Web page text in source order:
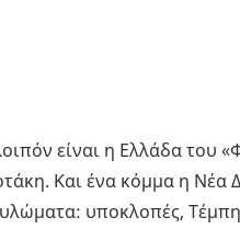
είναι η Ελλάδα του
Και ένα κόμμα η Νέα
υποκλοπές,